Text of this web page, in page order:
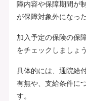
障内容や保障期間が
が保障対象外になっ
加入予定の保険の保
をチェックしましょう
具体的には、通院給
有無や、支給条件に
す。